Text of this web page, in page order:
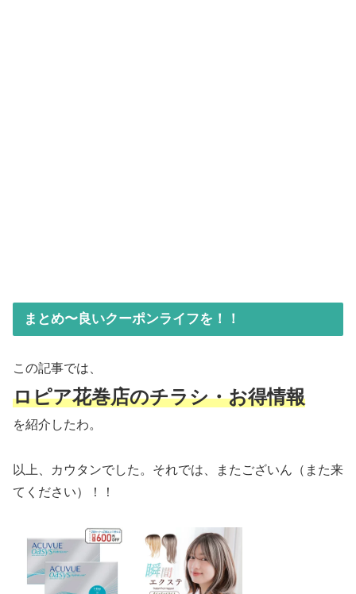
まとめ〜良いクーポンライフを！！
この記事では、
ロピア花巻店のチラシ・お得情報
を紹介したわ。
以上、カウタンでした。それでは、またございん（また来
てください）！！